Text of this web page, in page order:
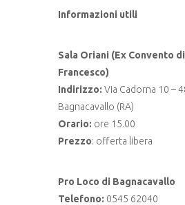
Informazioni utili
Sala Oriani (Ex Convento di
Francesco)
Indirizzo: Via Cadorna 10 –
Bagnacavallo (RA)
Orario: ore 15.00
Prezzo: offerta libera
Pro Loco di Bagnacavallo
Telefono: 0545 62040